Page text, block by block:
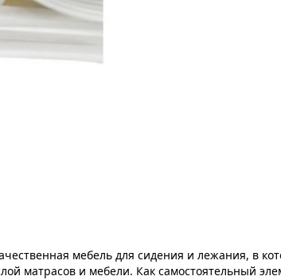
мебель для сидения и лежания, в
матрасов и мебели. Как самостоятельный